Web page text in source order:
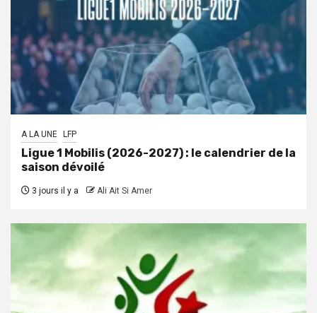
A LA UNE LFP
Ligue 1 Mobilis (2026-2027) : le calendrier de la
saison dévoilé
3 jours il y a Ali Ait Si Amer